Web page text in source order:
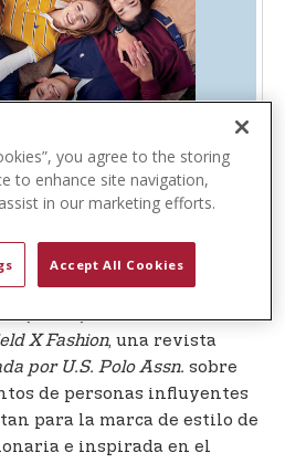
FLORIDA. (14 de diciembre
la marca oficial de United
X Fashion, una revista
por U.S. Polo Assn. sobre
de personas influyentes
para la marca de estilo de
e inspirada en el
you agree to the storing
to enhance site navigation,
in our marketing efforts.
Accept All Cookies